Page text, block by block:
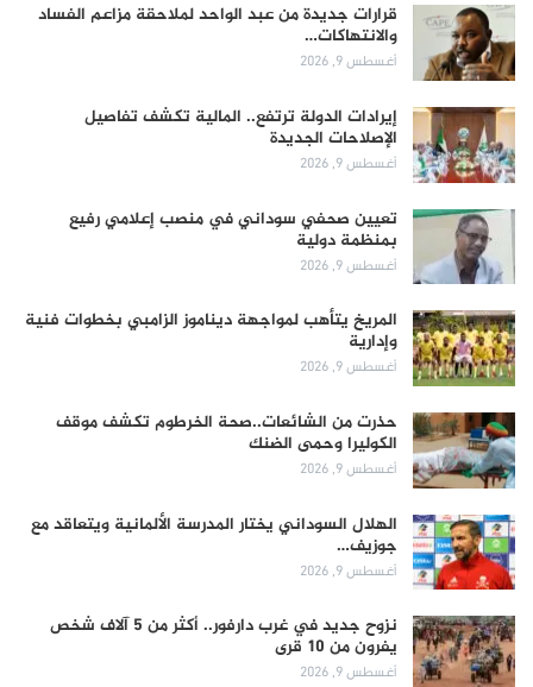
قرارات جديدة من عبد الواحد لملاحقة مزاعم الفساد
والانتهاكات…
أغسطس 9, 2026
إيرادات الدولة ترتفع.. المالية تكشف تفاصيل
الإصلاحات الجديدة
أغسطس 9, 2026
تعيين صحفي سوداني في منصب إعلامي رفيع
بمنظمة دولية
أغسطس 9, 2026
المريخ يتأهب لمواجهة ديناموز الزامبي بخطوات فنية
وإدارية
أغسطس 9, 2026
حذرت من الشائعات..صحة الخرطوم تكشف موقف
الكوليرا وحمى الضنك
أغسطس 9, 2026
الهلال السوداني يختار المدرسة الألمانية ويتعاقد مع
جوزيف…
أغسطس 9, 2026
نزوح جديد في غرب دارفور.. أكثر من 5 آلاف شخص
يفرون من 10 قرى
أغسطس 9, 2026